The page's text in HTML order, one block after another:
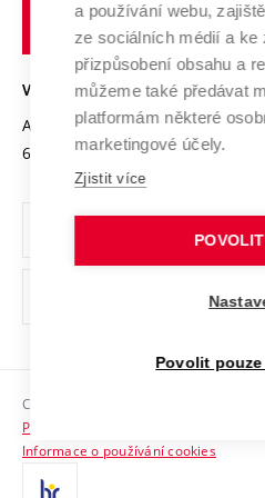
Transfer znalostí
Open Science
Projekty
Projekty ze strukturálních fondů
Specifický výzkum
Mezinárodní dohody
Univerzitní sítě
Podnikavá univerzita / ContriBUTe
Bezpečná univerzita
Vyznamenání
Organizační struktura
Ochrana osobních údajů
odkaz)
Sociální bezpečí
HR Award
VYSOKÉ UČENÍ TECHNICKÉ V
Antonínská 548/1
602 00 Brno
Copyright © 2026 VUT
Prohlášení o přístupnosti
Informace o používání cookies
a používání webu,
ze sociálních médií a ke
přizpůsobení obsahu a
můžeme také předávat
platformám některé
marketingové účely.
Zjistit více
Povolit